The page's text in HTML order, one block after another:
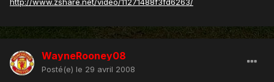
WayneRooney08
Posté(e) le 29 avril 2008